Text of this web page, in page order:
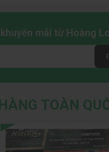
dùng có thể sử dụng
có một màn hình tốc độ
,thời gian phản hồi
& Adaptive-Sync
mãi từ Hoàng
TOÀN